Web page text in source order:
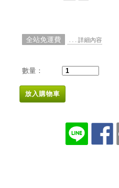
全站免運費 . . . 詳細內容
數量：
放入購物車